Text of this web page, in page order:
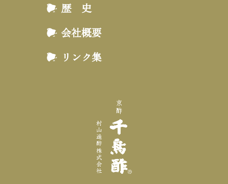
歴 史
会社概要
リンク集